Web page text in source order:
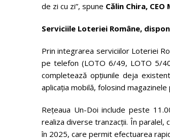
de zi cu zi”, spune Călin Chira,
Serviciile Loteriei Române,
Prin integrarea serviciilor Loteriei
pe telefon (LOTO 6/49, LOTO 5/
completează opțiunile deja
aplicația mobilă, folosind
Rețeaua Un-Doi include peste
realiza diverse tranzacții. În
în 2025, care permit efectuarea